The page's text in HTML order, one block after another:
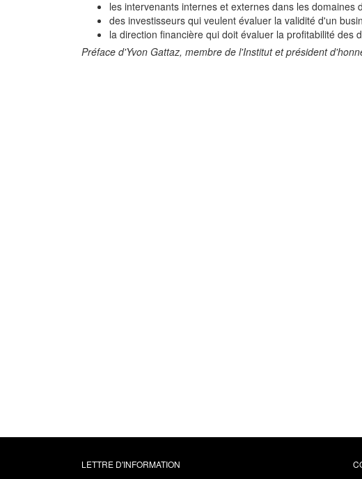
les intervenants internes et externes dans les
des investisseurs qui veulent évaluer la validité d'un
la direction financière qui doit évaluer la profitabilité des
Préface d'Yvon Gattaz, membre de l'Institut et président
LETTRE D'INFORMATION